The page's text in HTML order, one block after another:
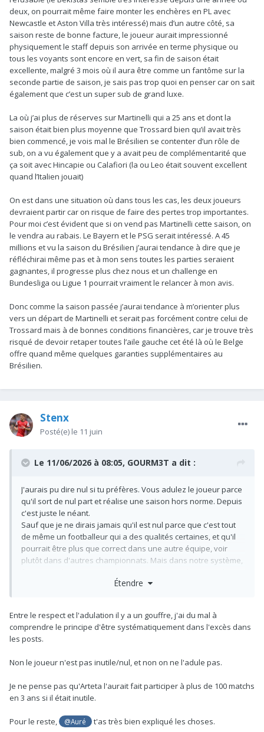
deux, on pourrait même faire monter les enchères en PL avec
Newcastle et Aston Villa très intéressé) mais d’un autre côté, sa
saison reste de bonne facture, le joueur aurait impressionné
physiquement le staff depuis son arrivée en terme physique ou
tous les voyants sont encore en vert, sa fin de saison était
excellente, malgré 3 mois où il aura être comme un fantôme sur la
seconde partie de saison, je sais pas trop quoi en penser car on sait
également que c’est un super sub de grand luxe.
La où j’ai plus de réserves sur Martinelli qui a 25 ans et dont la
saison était bien plus moyenne que Trossard bien qu’il avait très
bien commencé, je vois mal le Brésilien se contenter d’un rôle de
sub, on a vu également que y a avait peu de complémentarité que
ça soit avec Hincapie ou Calafiori (la ou Leo était souvent excellent
quand l’Italien jouait)
On est dans une situation où dans tous les cas, les deux joueurs
devraient partir car on risque de faire des pertes trop importantes.
Pour moi c’est évident que si on vend pas Martinelli cette saison, on
le vendra au rabais. Le Bayern et le PSG serait intéressé. A 45
millions et vu la saison du Brésilien j’aurai tendance à dire que je
réfléchirai même pas et à mon sens toutes les parties seraient
gagnantes, il progresse plus chez nous et un challenge en
Bundesliga ou Ligue 1 pourrait vraiment le relancer à mon avis.
Donc comme la saison passée j’aurai tendance à m’orienter plus
vers un départ de Martinelli et serait pas forcément contre celui de
Trossard mais à de bonnes conditions financières, car je trouve très
risqué de devoir retaper toutes l’aile gauche cet été là où le Belge
offre quand même quelques garanties supplémentaires au
Brésilien.
Stenx
Posté(e) le 11 juin
Le 11/06/2026 à 08:05, GOURM3T a dit :
J'aurais pu dire nul si tu préfères. Vous adulez le joueur parce
qu'il sort de nul part et réalise une saison hors norme. Depuis
c'est juste le néant.
Sauf que je ne dirais jamais qu'il est nul parce que c'est tout
de même un footballeur qui a des qualités certaines, et qu'il
pourrait être plus que correct dans une autre équipe, voir
plutôt dans d'autres championnats. Mais dans notre système,
pas du tout les qualités ou l'intelligence pour nous apporter
Étendre
Entre le respect et l'adulation il y a un gouffre, j'ai du mal à
comprendre le principe d'être systématiquement dans l'excès dans
les posts.
Non le joueur n'est pas inutile/nul, et non on ne l'adule pas.
Je ne pense pas qu'Arteta l'aurait fait participer à plus de 100 matchs
en 3 ans si il était inutile.
Pour le reste, @Auré t'as très bien expliqué les choses.